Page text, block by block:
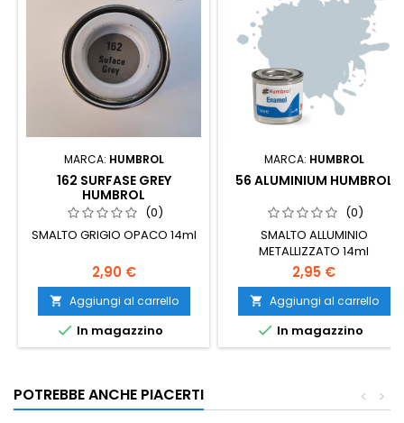
MARCA: HUMBROL
162 SURFASE GREY
HUMBROL
(0)
SMALTO GRIGIO OPACO 14ml
2,90 €
 Aggiungi al carrello
 In magazzino
MARCA: HUMBROL
56 ALUMINIUM HUMBROL
(0)
SMALTO ALLUMINIO
METALLIZZATO 14ml
2,95 €
 Aggiungi al carrello
 In magazzino
POTREBBE ANCHE PIACERTI >
<